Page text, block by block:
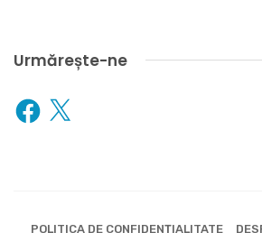
Urmărește-ne
Facebook
X
POLITICA DE CONFIDENȚIALITATE